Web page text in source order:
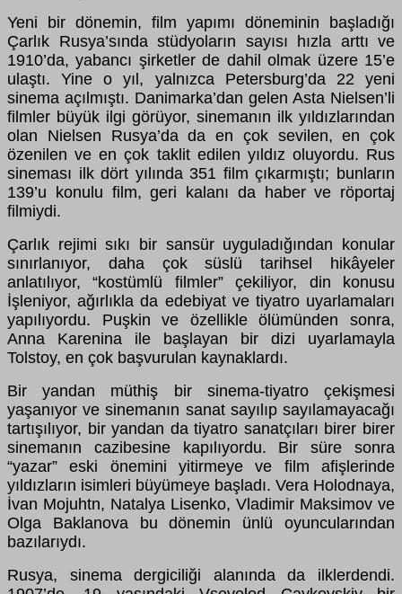
Yeni bir dönemin, film yapımı döneminin başladığı
Çarlık Rusya’sında stüdyoların sayısı hızla arttı ve
1910’da, yabancı şirketler de dahil olmak üzere 15’e
ulaştı. Yine o yıl, yalnızca Petersburg’da 22 yeni
sinema açılmıştı. Danimarka’dan gelen Asta Nielsen’li
filmler büyük ilgi görüyor, sinemanın ilk yıldızlarından
olan Nielsen Rusya’da da en çok sevilen, en çok
özenilen ve en çok taklit edilen yıldız oluyordu. Rus
sineması ilk dört yılında 351 film çıkarmıştı; bunların
139’u konulu film, geri kalanı da haber ve röportaj
filmiydi.
Çarlık rejimi sıkı bir sansür uyguladığından konular
sınırlanıyor, daha çok süslü tarihsel hikâyeler
anlatılıyor, “kostümlü filmler” çekiliyor, din konusu
İşleniyor, ağırlıkla da edebiyat ve tiyatro uyarlamaları
yapılıyordu. Puşkin ve özellikle ölümünden sonra,
Anna Karenina ile başlayan bir dizi uyarlamayla
Tolstoy, en çok başvurulan kaynaklardı.
Bir yandan müthiş bir sinema-tiyatro çekişmesi
yaşanıyor ve sinemanın sanat sayılıp sayılamayacağı
tartışılıyor, bir yandan da tiyatro sanatçıları birer birer
sinemanın cazibesine kapılıyordu. Bir süre sonra
“yazar” eski önemini yitirmeye ve film afişlerinde
yıldızların isimleri büyümeye başladı. Vera Holodnaya,
İvan Mojuhtn, Natalya Lisenko, Vladimir Maksimov ve
Olga Baklanova bu dönemin ünlü oyuncularından
bazılarıydı.
Rusya, sinema dergiciliği alanında da ilklerdendi.